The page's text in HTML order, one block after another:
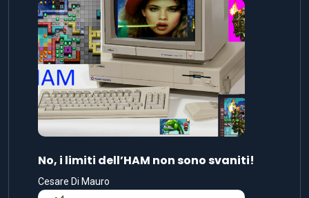
No, i limiti dell’HAM non sono svaniti!
Cesare Di Mauro